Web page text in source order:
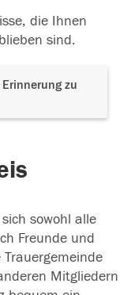
die Ihnen
sind.
zu
sowohl alle
Freunde und
Mitgliedern